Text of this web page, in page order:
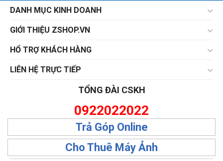
DANH MỤC KINH DOANH
GIỚI THIỆU ZSHOP.VN
HỔ TRỢ KHÁCH HÀNG
LIÊN HỆ TRỰC TIẾP
TỔNG ĐÀI CSKH
0922022022
Trả Góp Online
Cho Thuê Máy Ảnh